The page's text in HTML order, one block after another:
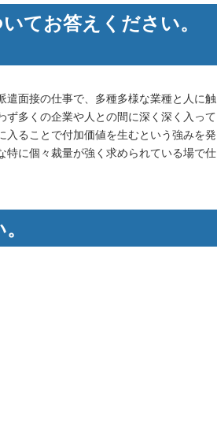
てお答えください。
遣面接の仕事で、多種多様な業種と人に触
多くの企業や人との間に深く深く入って
ることで付加価値を生むという強みを発
に個々裁量が強く求められている場で仕